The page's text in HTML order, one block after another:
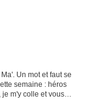
Un mot et faut se
semaine : héros
m'y colle et vous